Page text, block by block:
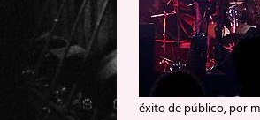
éxito de público, por